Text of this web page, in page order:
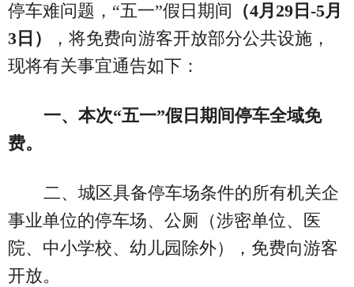
停车难问题，“五一”假日期间
（4月29日-5月
3日）
，将免费向游客开放部分公共设施，
现将有关事宜通告如下：
一、本次“五一”假日期间停车全域免
费。
二、城区具备停车场条件的所有机关企
事业单位的停车场、公厕（涉密单位、医
院、中小学校、幼儿园除外），免费向游客
开放。